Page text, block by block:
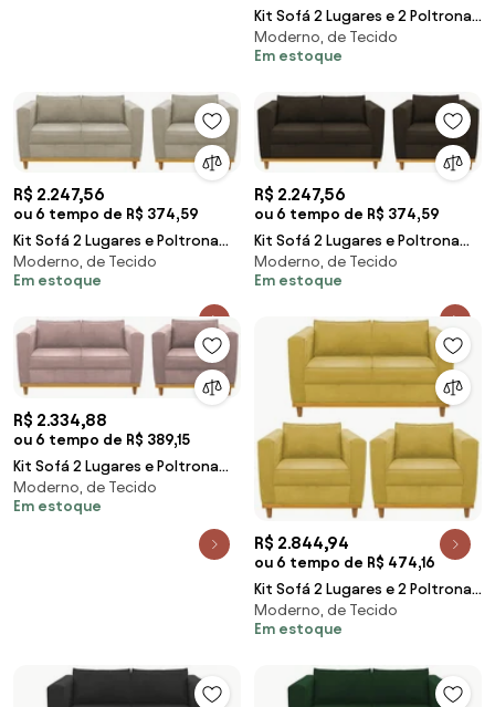
Kit Sofá 2 Lugares e 2 Poltronas
Europa Corano ADJ Decor
Moderno, de Tecido
Em estoque
R$ 2.247,56
ou 6 tempo de R$ 374,59
Kit Sofá 2 Lugares e Poltrona
Europa Corano Bege ADJ Decor
Moderno, de Tecido
Em estoque
R$ 2.247,56
ou 6 tempo de R$ 374,59
Kit Sofá 2 Lugares e Poltrona
Europa Corano Marrom ADJ
Decor
Moderno, de Tecido
Em estoque
R$ 2.334,88
ou 6 tempo de R$ 389,15
Kit Sofá 2 Lugares e Poltrona
Europa Linho Rosê ADJ Decor
Moderno, de Tecido
Em estoque
R$ 2.844,94
ou 6 tempo de R$ 474,16
Kit Sofá 2 Lugares e 2 Poltronas
Europa Suede Amarelo ADJ
Decor
Moderno, de Tecido
Em estoque